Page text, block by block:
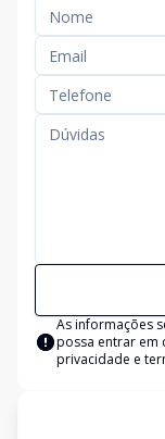
As informações
possa entrar em
privacidade e